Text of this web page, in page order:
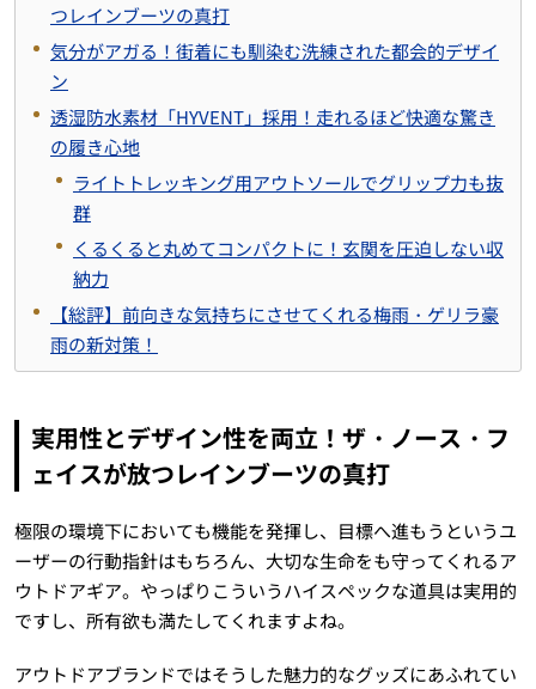
つレインブーツの真打
気分がアガる！街着にも馴染む洗練された都会的デザイ
ン
透湿防水素材「HYVENT」採用！走れるほど快適な驚き
の履き心地
ライトトレッキング用アウトソールでグリップ力も抜
群
くるくると丸めてコンパクトに！玄関を圧迫しない収
納力
【総評】前向きな気持ちにさせてくれる梅雨・ゲリラ豪
雨の新対策！
実用性とデザイン性を両立！ザ・ノース・フ
ェイスが放つレインブーツの真打
極限の環境下においても機能を発揮し、目標へ進もうというユ
ーザーの行動指針はもちろん、大切な生命をも守ってくれるア
ウトドアギア。やっぱりこういうハイスペックな道具は実用的
ですし、所有欲も満たしてくれますよね。
アウトドアブランドではそうした魅力的なグッズにあふれてい